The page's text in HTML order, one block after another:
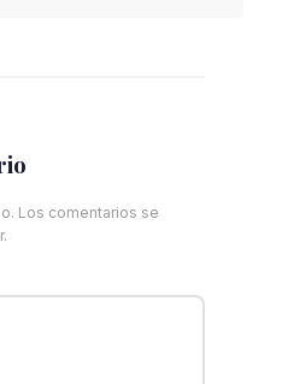
Los comentarios se